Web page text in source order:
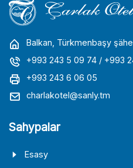
Balkan, Türkmenbaşy
+993 243 5 09 74 / +993
+993 243 6 06 05
charlakotel@sanly.tm
Sahypalar
Esasy